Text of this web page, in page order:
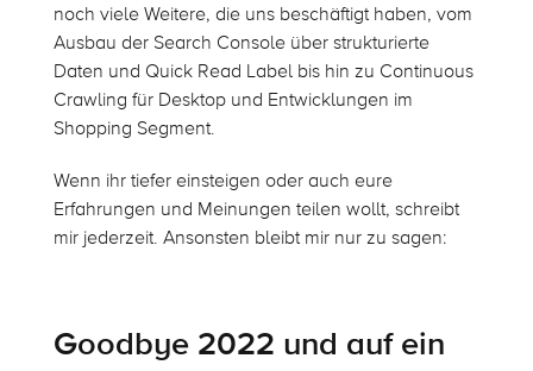
noch viele Weitere, die uns beschäftigt haben, vom
Ausbau der Search Console über strukturierte
Daten und Quick Read Label bis hin zu Continuous
Crawling für Desktop und Entwicklungen im
Shopping Segment.
Wenn ihr tiefer einsteigen oder auch eure
Erfahrungen und Meinungen teilen wollt, schreibt
mir jederzeit. Ansonsten bleibt mir nur zu sagen:
Goodbye 2022 und auf ein